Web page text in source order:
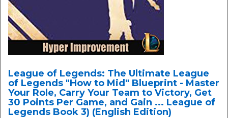
League of Legends: The Ultimate League
of Legends "How to Mid" Blueprint - Master
Your Role, Carry Your Team to Victory, Get
30 Points Per Game, and Gain ... League of
Legends Book 3) (English Edition)